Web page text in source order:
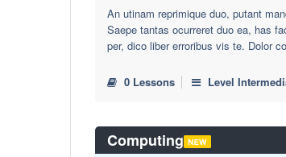
An utinam reprimique duo, putant
Saepe tantas ocurreret duo ea, has
per, dico liber erroribus vis te. Dolor
0 Lessons Level
Computing